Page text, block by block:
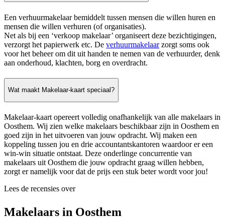
Een verhuurmakelaar bemiddelt tussen mensen die willen huren en
mensen die willen verhuren (of organisaties).
Net als bij een ‘verkoop makelaar’ organiseert deze bezichtigingen,
verzorgt het papierwerk etc. De verhuurmakelaarzorgt soms ook
voor het beheer om dit uit handen te nemen van de verhuurder, denk
aan onderhoud, klachten, borg en overdracht.
Wat maakt Makelaar-kaart speciaal?
Makelaar-kaart opereert volledig onafhankelijk van alle makelaars in
Oosthem. Wij zien welke makelaars beschikbaar zijn in Oosthem en
goed zijn in het uitvoeren van jouw opdracht. Wij maken een
koppeling tussen jou en drie accountantskantoren waardoor er een
win-win situatie ontstaat. Deze onderlinge concurrentie van
makelaars uit Oosthem die jouw opdracht graag willen hebben,
zorgt er namelijk voor dat de prijs een stuk beter wordt voor jou!
Lees de recensies over
Makelaars in Oosthem